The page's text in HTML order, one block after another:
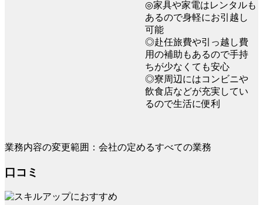
◎家具や家電はレンタルも
あるので身軽にお引越し
可能
◎赴任旅費や引っ越し費
用の補助もあるので手持
ちが少なくても安心
◎寮周辺にはコンビニや
飲食店などが充実してい
るので生活に便利
業務内容の変更範囲：会社の定めるすべての業務
口コミ